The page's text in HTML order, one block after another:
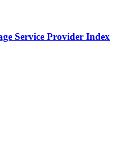
Service Provider Index